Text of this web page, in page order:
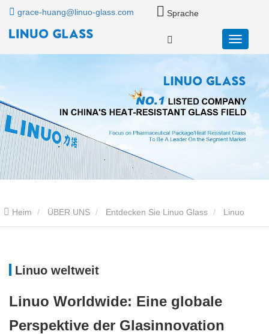
grace-huang@linuo-glass.com Sprache
Heim ÜBER UNS Entdecken Sie Linuo Glass
Linuo weltweit
Linuo Worldwide: Eine globale
Perspektive der Glasinnovation